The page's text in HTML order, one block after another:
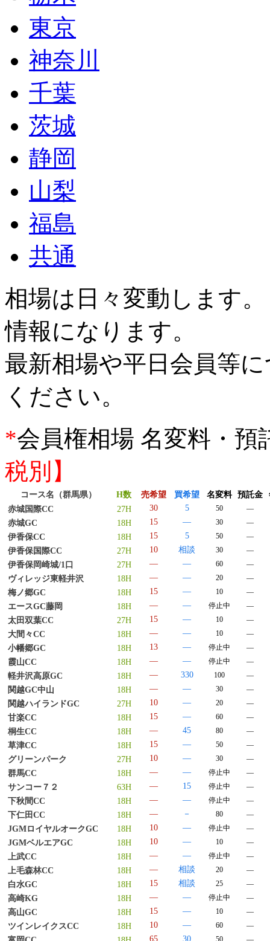
東京
神奈川
千葉
茨城
静岡
山梨
福島
共通
相場は日々変動します
情報になります。
最新相場や平日会員等
ください。
*会員権相場 名変料・預
税別】
コース名（群馬県） H数 売希望 買希望 名変料 預託金
赤城国際CC
27H 30 5 50 ―
赤城GC 18H 15 ― 30 ―
伊香保CC 18H 15 5 50 ―
伊香保国際CC 27H 10 相談 30 ―
伊香保岡崎城/1口 27H ― ― 60 ―
ヴィレッジ東軽井沢 18H ― ― 20 ―
梅ノ郷GC 18H 15 ― 10 ―
エースGC藤岡 18H ― ― 停止中 ―
太田双葉CC 27H 15 ― 10 ―
大間々CC 18H ― ― 10 ―
小幡郷GC 18H 13 ― 停止中 ―
霞山CC 18H ― ― 停止中 ―
軽井沢高原GC 18H ― 330 100 ―
関越GC中山 18H ― ― 30 ―
関越ハイランドGC 27H 10 ― 20 ―
甘楽CC 18H 15 ― 60 ―
桐生CC 18H ― 45 80 ―
草津CC 18H 15 ― 50 ―
グリーンパーク 27H 10 ― 30 ―
群馬CC 18H ― ― 停止中 ―
サンコー７２ 63H ― 15 停止中 ―
下秋間CC 18H ― ― 停止中 ―
下仁田CC 18H — － 80 ―
JGMロイヤルオークGC 18H 10 ― 停止中 ―
JGMベルエアGC 18H 10 ― 10 ―
上武CC 18H ― ― 停止中 ―
上毛森林CC 18H ― 相談 20 ―
白水GC 18H 15 相談 25 ―
高崎KG 18H ― ― 停止中 ―
高山GC 18H 15 ― 10 ―
ツインレイクスCC 18H 10 ― 60 ―
65 30 50 ―